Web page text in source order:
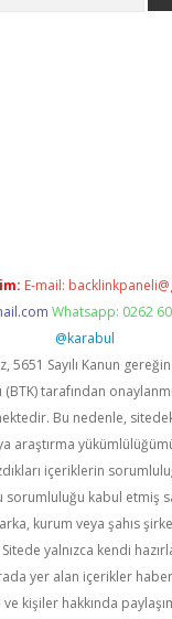
E-mail:
Whatsapp: 0262
@karabul
5651 Sayılı Kanun
tarafından
Bu nedenle,
araştırma
içeriklerin
kabul etmiş
kurum veya şahıs
yalnızca kendi
yer alan içerikler
kişiler hakkında